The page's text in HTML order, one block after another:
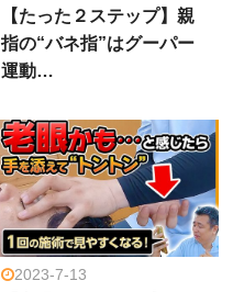
【たった２ステップ】親
指の“バネ指”はグーパー
運動…
2023-7-13